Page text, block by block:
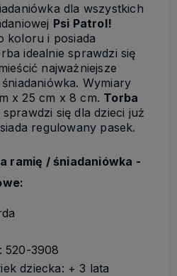
dla wszystkich
Psi Patrol!
koloru i posiada
idealnie sprawdzi się
najważniejsze
Wymiary
x 25 cm x 8 cm. Torba
się dla dzieci już
regulowany pasek.
ramię / śniadaniówka -
520-3908
dziecka: + 3 lata